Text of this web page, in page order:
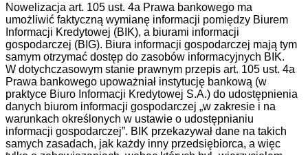
Nowelizacja art. 105 ust. 4a Prawa bankowego ma
umożliwić faktyczną wymianę informacji pomiędzy Biurem
Informacji Kredytowej (BIK), a biurami informacji
gospodarczej (BIG). Biura informacji gospodarczej mają tym
samym otrzymać dostęp do zasobów informacyjnych BIK.
W dotychczasowym stanie prawnym przepis art. 105 ust. 4a
Prawa bankowego upoważniał instytucję bankową (w
praktyce Biuro Informacji Kredytowej S.A.) do udostępnienia
danych biurom informacji gospodarczej „w zakresie i na
warunkach określonych w ustawie o udostępnianiu
informacji gospodarczej”. BIK przekazywał dane na takich
samych zasadach, jak każdy inny przedsiębiorca, a więc